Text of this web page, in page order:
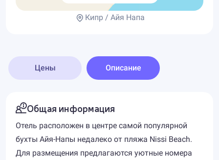
Кипр / Айя Напа
Цены Описание
Общая информация
Отель расположен в центре самой популярной
бухты Айя-Напы недалеко от пляжа Nissi Beach.
Для размещения предлагаются уютные номера